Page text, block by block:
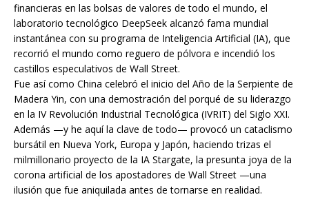
financieras en las bolsas de valores de todo el mundo, el
laboratorio tecnológico DeepSeek alcanzó fama mundial
instantánea con su programa de Inteligencia Artificial (IA), que
recorrió el mundo como reguero de pólvora e incendió los
castillos especulativos de Wall Street.
Fue así como China celebró el inicio del Año de la Serpiente de
Madera Yin, con una demostración del porqué de su liderazgo
en la IV Revolución Industrial Tecnológica (IVRIT) del Siglo XXI.
Además —y he aquí la clave de todo— provocó un cataclismo
bursátil en Nueva York, Europa y Japón, haciendo trizas el
milmillonario proyecto de la IA Stargate, la presunta joya de la
corona artificial de los apostadores de Wall Street —una
ilusión que fue aniquilada antes de tornarse en realidad.